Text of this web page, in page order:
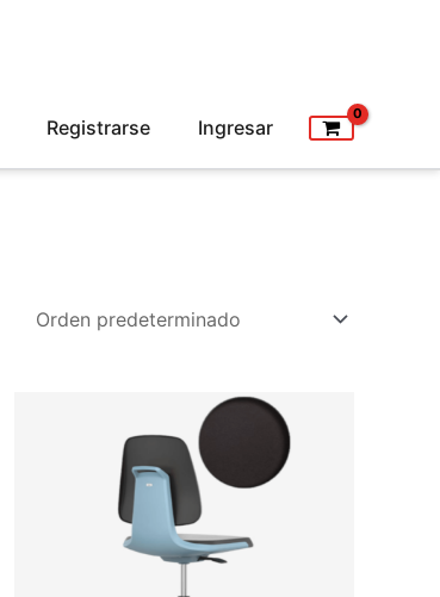
Registrarse Ingresar